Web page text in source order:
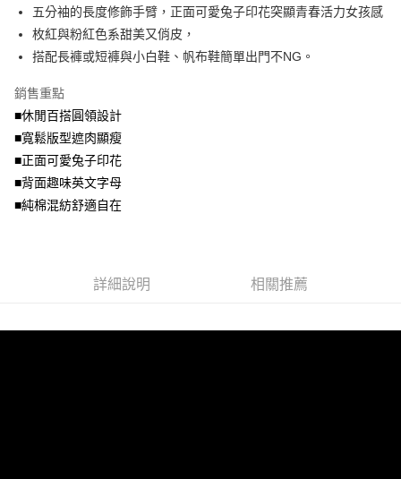
法說明評估內容。
【繳款方式說明】
1.分期款項不併入電信帳單，「大哥付你分期」於每月結算日後寄送繳費提
醒簡訊。
帳／街口支付／iPASS MONEY」等通路繳費。
【注意事項】
1.本服務係由「台灣大哥大股份有限公司」（以下簡稱本公司）所提供，讓
用戶於交易時，得透過本服務購買商品或服務，並由商店將買賣／分期付款
買賣價金債權讓與本公司後，依約使用本公司帳單繳交帳款。
資料（包含姓名、電話或地址）提供予台灣大哥大進項蒐集、處理及利用，
２．便利：只要手機號碼，簡訊認證，即可結帳。
３．安心：先確認商品／服務後，再付款。
【「AFTEE先享後付」結帳流程】
結帳頁面，進行簡訊認證並確認金額後，即可完成結帳。
３．收到繳費通知簡訊後14天內，點擊此簡訊中的連結，可透過四大超商／
ATM／網路銀行／等多元方式進行付款，方視為交易完成。
※ 請注意：結帳手續完成當下不需立刻繳費，但若您需要取消訂單，請聯絡
購買商品的店家。未經商家同意取消之訂單仍視為有效，需透過AFTEE先享
後付繳納相關費用。
※ 交易是否成功請以「AFTEE先享後付 」之結帳頁面顯示為準，若有關於
１．透過由恩沛科技股份有限公司提供之「AFTEE先享後付」服務完成之交
２．關於個人資料處理事宜，請瀏覽以下網址：
全家取貨付款
每筆NT$70，滿NT$699(含以上)免運費
付款後全家取貨
每筆NT$70，滿NT$699(含以上)免運費
7-11取貨付款
每筆NT$70，滿NT$799(含以上)免運費
付款後7-11取貨
每筆NT$100，滿NT$1,000(含以上)免運費
五分袖的長度修飾手臂，正面可愛兔子印花突顯青春活力女孩感
枚紅與粉紅色系甜美又俏皮，
搭配長褲或短褲與小白鞋、帆布鞋簡單出門不NG。
銷售重點
■休閒百搭圓領設計
■寬鬆版型遮肉顯瘦
■正面可愛兔子印花
■背面趣味英文字母
■純棉混紡舒適自在
詳細說明 相關推薦